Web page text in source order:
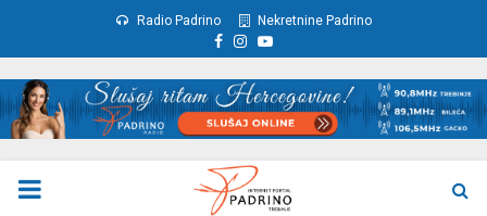
Radio Padrino Nekretnine Padrino
Facebook
Instagram
Youtube
PRIMARY